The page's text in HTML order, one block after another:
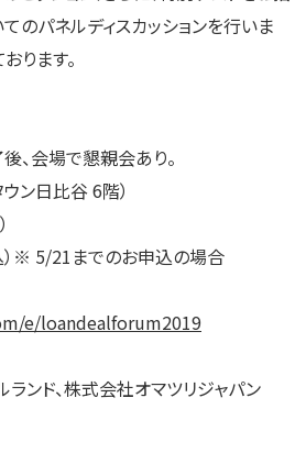
のパネルディスカッションを行いま
ります。
会場で懇親会あり。
ン日比谷 6階）
5/21までのお申込の場合
e/loandealforum2019
ンド、株式会社オマツリジャパン